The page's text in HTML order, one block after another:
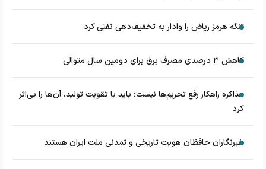
تنگه هرمز ریاض را وادار به تخفیف‌دهی نفتی کرد
کاهش ۳ درصدی مصرف برق برای دومین سال متوالی
مذاکره راهکار رفع تحریم‌ها نیست؛ باید با تقویت تولید، آن‌ها را بی‌اثر
کرد
خبرنگاران حافظان هویت تاریخی و تمدنی ملت ایران هستند